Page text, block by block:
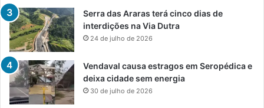
Serra das Araras terá cinco dias de
interdições na Via Dutra
24 de julho de 2026
Vendaval causa estragos em Seropédica e
deixa cidade sem energia
30 de julho de 2026